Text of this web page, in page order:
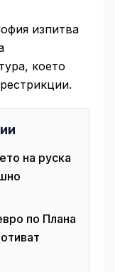
изпитва
което
на руска
по Плана